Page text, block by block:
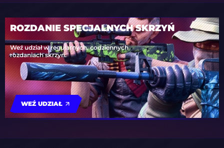
ROZDANIE SPECJALNYCH SKRZYŃ
Weź udział w regularnych, codziennych
rozdaniach skrzyń.
WEŹ UDZIAŁ